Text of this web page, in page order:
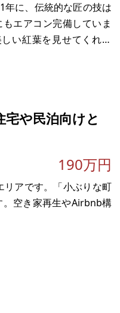
年に、伝統的な匠の技は
エアコン完備していま
い紅葉を見せてくれま
や民泊向けと
190万円
アです。「小ぶりな町
。空き家再生やAirbnb構